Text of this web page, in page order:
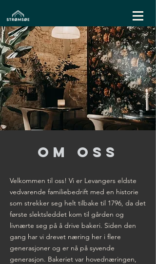
OM OSS
Velkommen til oss! Vi er Levangers eldste
vedvarende familiebedrift med en historie
som strekker seg helt tilbake til 1796, da det
første slektsleddet kom til gården og
livnærte seg på å drive bakeri. Siden den
gang har vi drevet næring her i flere
generasjoner og er nå på syvende
generasjon. Bakeriet var hovednæringen,